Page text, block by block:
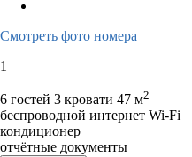
Смотреть фото номера
1
6 гостей 3 кровати 47 м2
беспроводной интернет Wi-Fi
кондиционер
отчётные документы